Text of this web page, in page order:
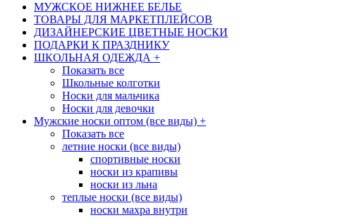
МУЖСКОЕ НИЖНЕЕ БЕЛЬЕ
ТОВАРЫ ДЛЯ МАРКЕТПЛЕЙСОВ
ДИЗАЙНЕРСКИЕ ЦВЕТНЫЕ НОСКИ
ПОДАРКИ К ПРАЗДНИКУ
ШКОЛЬНАЯ ОДЕЖДА +
Показать все
Школьные колготки
Носки для мальчика
Носки для девочки
Мужские носки оптом (все виды) +
Показать все
летние носки (все виды)
спортивные носки
носки из крапивы
носки из льна
теплые носки (все виды)
носки махра внутри